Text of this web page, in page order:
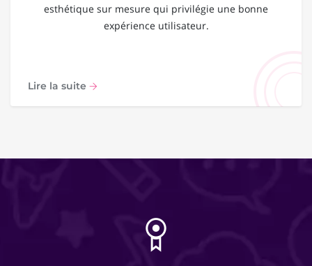
esthétique sur mesure qui privilégie une bonne
expérience utilisateur.
Lire la suite